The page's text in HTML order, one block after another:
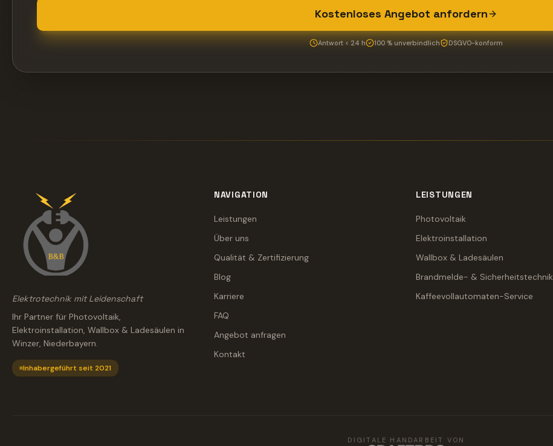
Kostenloses Angebot anfordern
Antwort < 24 h 100 % unverbindlich DSGVO-konform
Elektrotechnik mit Leidenschaft
Ihr Partner für Photovoltaik,
Elektroinstallation, Wallbox & Ladesäulen in
Winzer, Niederbayern.
Inhabergeführt seit 2021
NAVIGATION
Leistungen
Über uns
Qualität & Zertifizierung
Blog
Karriere
FAQ
Angebot anfragen
Kontakt
LEISTUNGEN
Photovoltaik
Elektroinstallation
Wallbox & Ladesäulen
Brandmelde- & Sicherheitstechnik
Kaffeevollautomaten-Service
DIGITALE HANDARBEIT VON